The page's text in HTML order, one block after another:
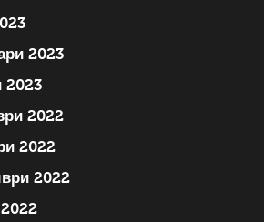
2023
2023
2022
2022
2022
2022